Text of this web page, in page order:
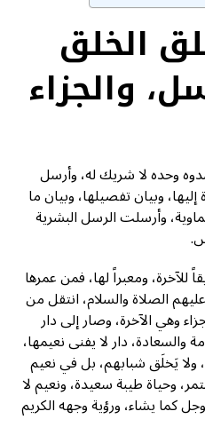
الخلق
والجزاء
وحده لا شريك له، وأرسل
وبيان تفصيلها، وبيان ما
وأرسلت الرسل البشرية
للآخرة، ومعبراً لها، فمن عمرها
الصلاة والسلام، انتقل من
وهي الآخرة، وصار إلى دار
والسعادة، دار لا يفنى نعيمها،
ولا يَخلَق شبابهم، بل في نعيم
وحياة طيبة سعيدة، ونعيم لا
كما يشاء، ورؤية وجهه الكريم